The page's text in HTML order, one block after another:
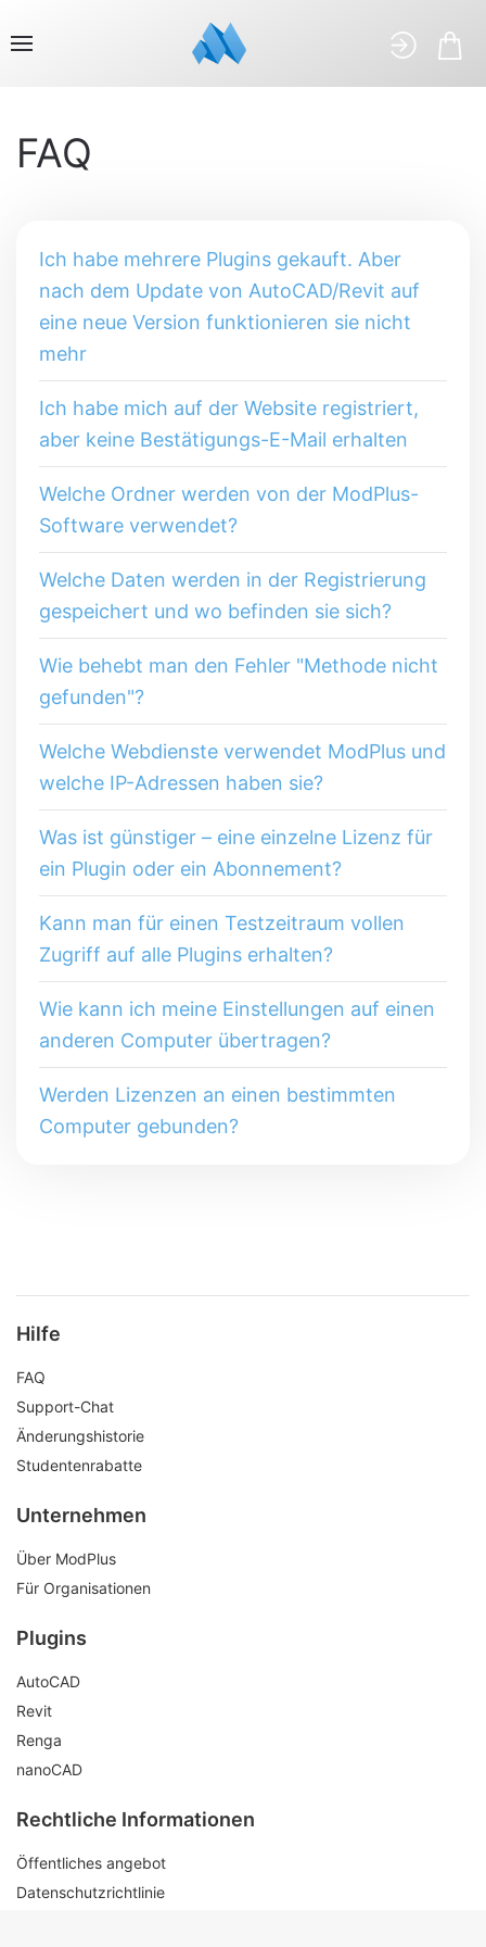
FAQ
Ich habe mehrere Plugins gekauft. Aber
nach dem Update von AutoCAD/Revit auf
eine neue Version funktionieren sie nicht
mehr
Ich habe mich auf der Website registriert,
aber keine Bestätigungs-E-Mail erhalten
Welche Ordner werden von der ModPlus-
Software verwendet?
Welche Daten werden in der Registrierung
gespeichert und wo befinden sie sich?
Wie behebt man den Fehler "Methode nicht
gefunden"?
Welche Webdienste verwendet ModPlus und
welche IP-Adressen haben sie?
Was ist günstiger – eine einzelne Lizenz für
ein Plugin oder ein Abonnement?
Kann man für einen Testzeitraum vollen
Zugriff auf alle Plugins erhalten?
Wie kann ich meine Einstellungen auf einen
anderen Computer übertragen?
Werden Lizenzen an einen bestimmten
Computer gebunden?
Hilfe
FAQ
Support-Chat
Änderungshistorie
Studentenrabatte
Unternehmen
Über ModPlus
Für Organisationen
Plugins
AutoCAD
Revit
Renga
nanoCAD
Rechtliche Informationen
Öffentliches angebot
Datenschutzrichtlinie